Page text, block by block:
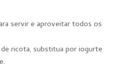
servir e aproveitar todos os
ricota, substitua por iogurte